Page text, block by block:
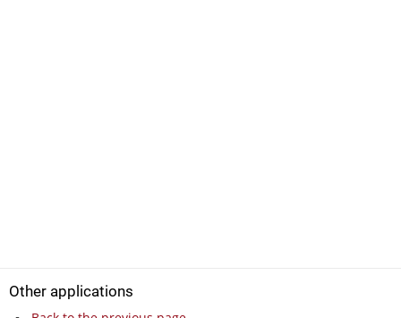
Other applications